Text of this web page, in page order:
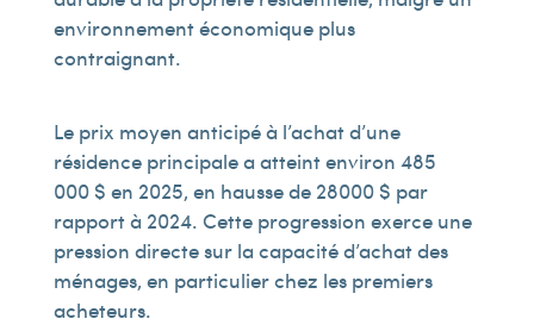
environnement économique plus
contraignant.
Le prix moyen anticipé à l’achat d’une
résidence principale a atteint environ 485
000 $ en 2025, en hausse de 28 000 $ par
rapport à 2024. Cette progression exerce une
pression directe sur la capacité d’achat des
ménages, en particulier chez les premiers
acheteurs.